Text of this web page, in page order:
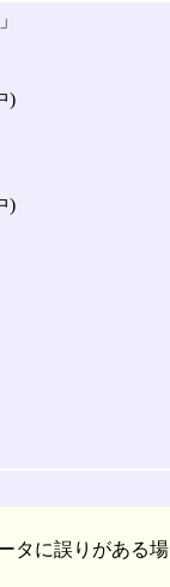
)
)
タに誤りがある場